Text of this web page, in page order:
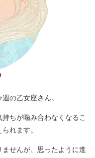
の乙女座さん。
ちが噛み合わなくなるこ
れます。
せんが、思ったように進